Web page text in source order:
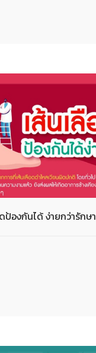
ป้องกันได้ ง่ายกว่ารักษา